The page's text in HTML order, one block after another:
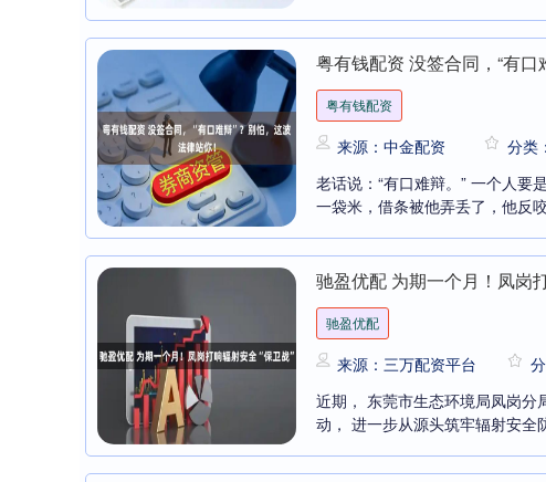
粤有钱配资 没签合同，“有口
粤有钱配资
来源：中金配资 分类
老话说：“有口难辩。” 一个人要
一袋米，借条被他弄丢了，他反
驰盈优配 为期一个月！凤岗
驰盈优配
来源：三万配资平台
近期， 东莞市生态环境局凤岗
动， 进一步从源头筑牢辐射安